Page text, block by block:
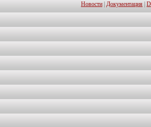
Новости Документация